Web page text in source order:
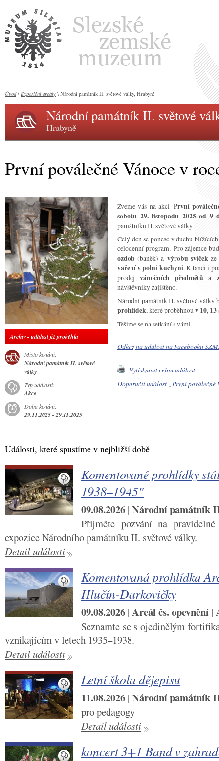
Úvod\ Expoziční areály \ Národní památník II. světové války, Hrabyně
Národní památník II. světové
Hrabyně
První poválečné Vánoce v
Archiv - událost již proběhla
Místo konání:
Národní památník II. světové
války
Typ události:
Akce
Doba konání:
29.11.2025 - 29.11.2025
Zveme vás na akci První
sobotu 29. listopadu 2025 od 9
památníku II. světové války.
Celý den se ponese v duchu
celodenní program. Pro zájemce
ozdob (baněk) a výrobu svíček ze
vaření v polní kuchyni. K tanci i
prodejvánočních předmětůa
návštěvníky zajištěno.
Národní památník II. světové války
prohlídek, které proběhnouv 10,
Těšíme se na setkání s vámi.
Odkaz na událost na Facebooku SZM.
Vytisknout celou událost
Doporučit událost „První poválečné
Události, které spustíme v nejbližší době
Komentované prohlídky
1938–1945"
09.08.2026 | Národní památník
Přijměte pozvání na
expozice Národního památníku II. světové války.
Detail události
Komentovaná prohlídka
Hlučín-Darkovičky
09.08.2026 | Areál čs. opevnění |
Seznamte se s ojedinělým
vznikajícím v letech 1935–1938.
Detail události
Letní škola dějepisu
11.08.2026 | Národní památník
pro pedagogy
Detail události
koncert 3+1 Band v